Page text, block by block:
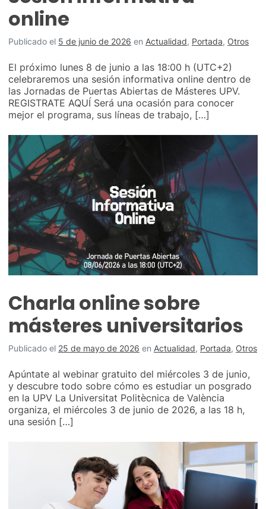
online
Publicado el 5 de junio de 2026 en Actualidad, Portada, Otros
El próximo lunes 8 de junio a las 18:00 h (UTC+2)
celebraremos una sesión informativa online dentro de
las Jornadas de Puertas Abiertas de Másteres UPV.
REGISTRATE AQUÍ Será una ocasión para conocer
mejor el programa, sus líneas de trabajo, […]
Charla online sobre
másteres universitarios
Publicado el 25 de mayo de 2026 en Actualidad, Portada, Otros
Apúntate al webinar gratuito del miércoles 3 de junio,
y descubre todo sobre cómo es estudiar un posgrado
en la UPV La Universitat Politècnica de València
organiza, el miércoles 3 de junio de 2026, a las 18 h,
una sesión […]